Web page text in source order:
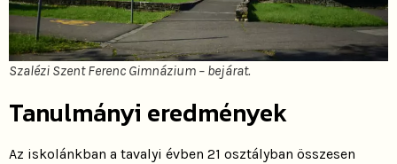
Szalézi Szent Ferenc Gimnázium – bejárat.
Tanulmányi eredmények
Az iskolánkban a tavalyi évben 21 osztályban összesen